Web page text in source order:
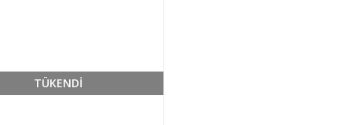
TÜKENDİ